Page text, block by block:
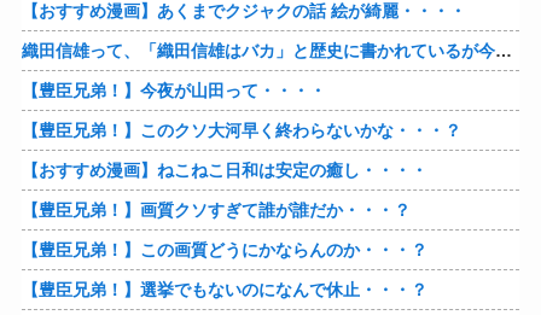
【おすすめ漫画】あくまでクジャクの話 絵が綺麗・・・・
織田信雄って、「織田信雄はバカ」と歴史に書かれているが今まで家が残っているんでバカではないよな？
【豊臣兄弟！】今夜が山田って・・・・
【豊臣兄弟！】このクソ大河早く終わらないかな・・・？
【おすすめ漫画】ねこねこ日和は安定の癒し・・・・
【豊臣兄弟！】画質クソすぎて誰が誰だか・・・？
【豊臣兄弟！】この画質どうにかならんのか・・・？
【豊臣兄弟！】選挙でもないのになんで休止・・・？